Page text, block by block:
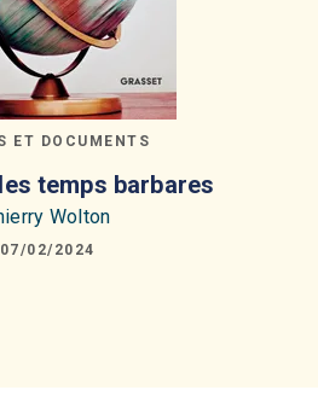
ET DOCUMENTS
temps barbares
Wolton
07/02/2024